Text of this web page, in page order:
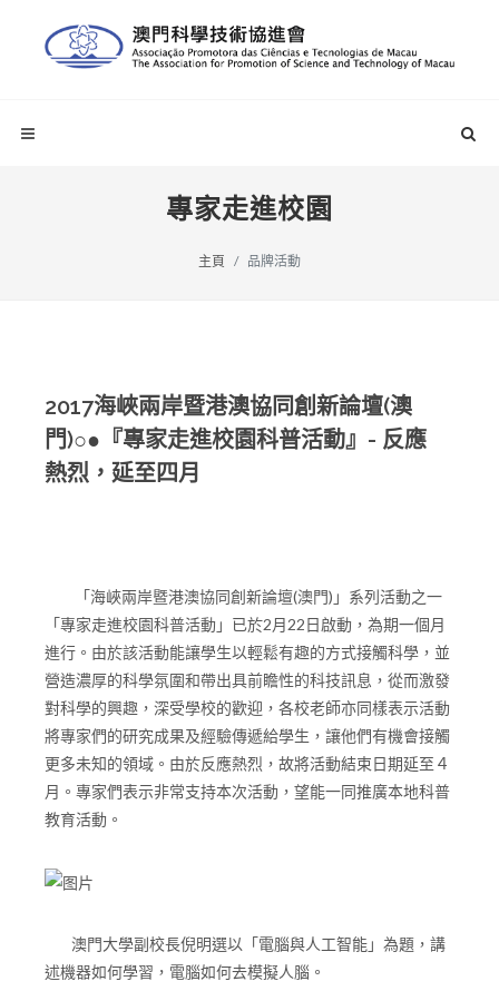
專家走進校園
主頁 品牌活動
2017海峽兩岸暨港澳協同創新論壇(澳
門)○●『專家走進校園科普活動』- 反應
熱烈，延至四月
「海峽兩岸暨港澳協同創新論壇(澳門)」系列活動之一
「專家走進校園科普活動」已於2月22日啟動，為期一個月
進行。由於該活動能讓學生以輕鬆有趣的方式接觸科學，並
營造濃厚的科學氛圍和帶出具前瞻性的科技訊息，從而激發
對科學的興趣，深受學校的歡迎，各校老師亦同樣表示活動
將專家們的研究成果及經驗傳遞給學生，讓他們有機會接觸
更多未知的領域。由於反應熱烈，故將活動結束日期延至４
月。專家們表示非常支持本次活動，望能一同推廣本地科普
教育活動。
澳門大學副校長倪明選以「電腦與人工智能」為題，講
述機器如何學習，電腦如何去模擬人腦。